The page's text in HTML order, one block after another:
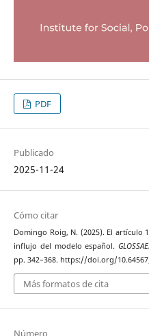
PDF
Publicado
2025-11-24
Cómo citar
Domingo Roig, N. (2025). El artículo
influjo del modelo español.
pp. 342–368. https://doi.org/
Más formatos de cita
Número